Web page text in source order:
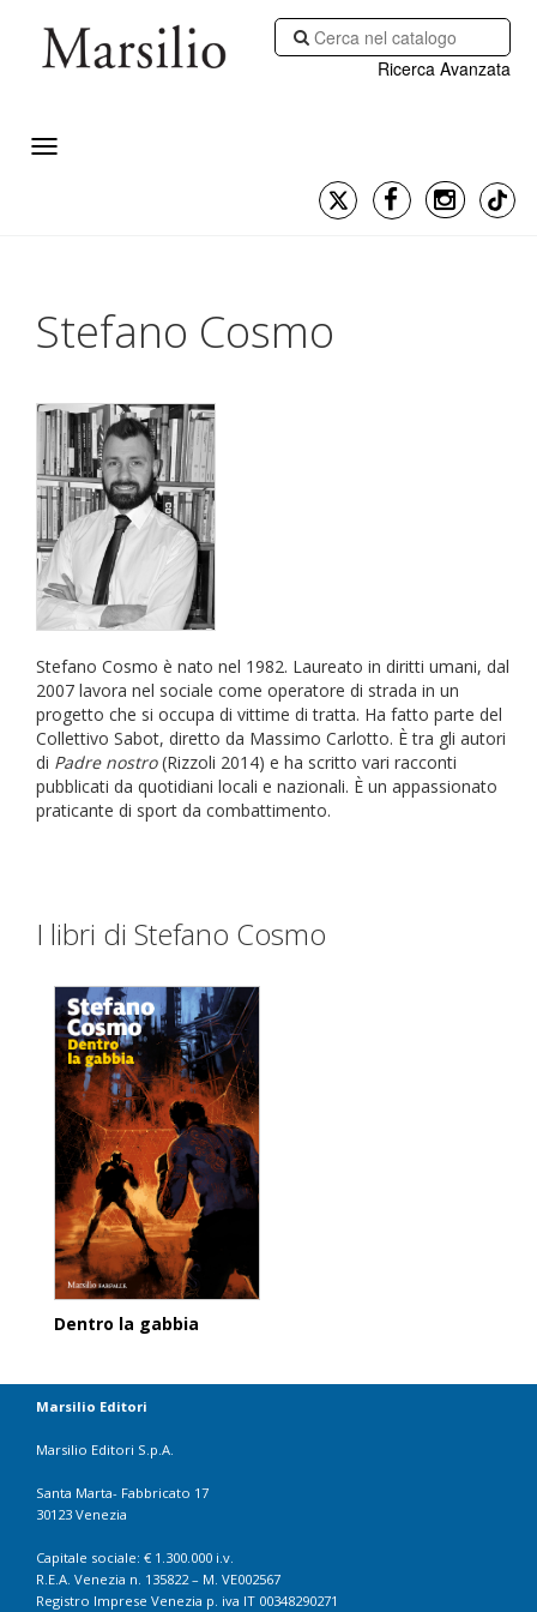
Ricerca Avanzata
Stefano Cosmo
Stefano Cosmo è nato nel 1982. Laureato in diritti umani, dal
2007 lavora nel sociale come operatore di strada in un
progetto che si occupa di vittime di tratta. Ha fatto parte del
Collettivo Sabot, diretto da Massimo Carlotto. È tra gli autori
di Padre nostro(Rizzoli 2014) e ha scritto vari racconti
pubblicati da quotidiani locali e nazionali. È un appassionato
praticante di sport da combattimento.
I libri di Stefano Cosmo
Dentro la gabbia
Marsilio Editori
Marsilio Editori S.p.A.
Santa Marta- Fabbricato 17
30123 Venezia
Capitale sociale: € 1.300.000 i.v.
R.E.A. Venezia n. 135822 – M. VE002567
Registro Imprese Venezia p. iva IT 00348290271